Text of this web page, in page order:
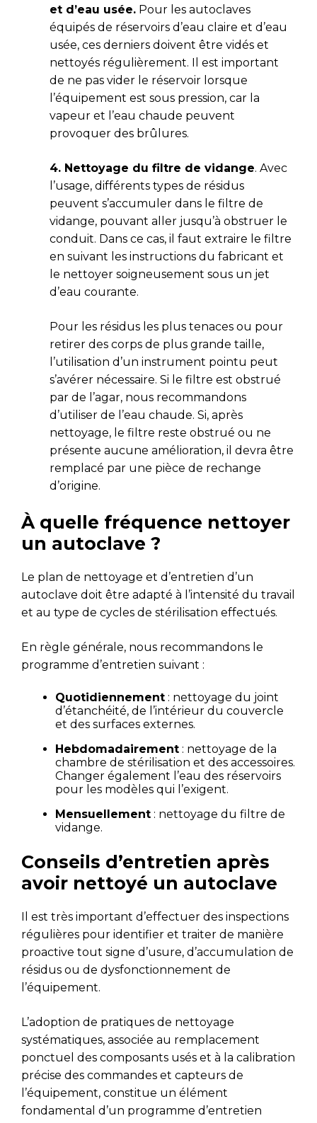
et d’eau usée. Pour les autoclaves
équipés de réservoirs d’eau claire et d’eau
usée, ces derniers doivent être vidés et
nettoyés régulièrement. Il est important
de ne pas vider le réservoir lorsque
l’équipement est sous pression, car la
vapeur et l’eau chaude peuvent
provoquer des brûlures.
4. Nettoyage du filtre de vidange. Avec
l’usage, différents types de résidus
peuvent s’accumuler dans le filtre de
vidange, pouvant aller jusqu’à obstruer le
conduit. Dans ce cas, il faut extraire le filtre
en suivant les instructions du fabricant et
le nettoyer soigneusement sous un jet
d’eau courante.
Pour les résidus les plus tenaces ou pour
retirer des corps de plus grande taille,
l’utilisation d’un instrument pointu peut
s’avérer nécessaire. Si le filtre est obstrué
par de l’agar, nous recommandons
d’utiliser de l’eau chaude. Si, après
nettoyage, le filtre reste obstrué ou ne
présente aucune amélioration, il devra être
remplacé par une pièce de rechange
d’origine.
À quelle fréquence nettoyer
un autoclave ?
Le plan de nettoyage et d’entretien d’un
autoclave doit être adapté à l’intensité du travail
et au type de cycles de stérilisation effectués.
En règle générale, nous recommandons le
programme d’entretien suivant :
Quotidiennement : nettoyage du joint
d’étanchéité, de l’intérieur du couvercle
et des surfaces externes.
Hebdomadairement : nettoyage de la
chambre de stérilisation et des accessoires.
Changer également l’eau des réservoirs
pour les modèles qui l’exigent.
Mensuellement : nettoyage du filtre de
vidange.
Conseils d’entretien après
avoir nettoyé un autoclave
Il est très important d’effectuer des inspections
régulières pour identifier et traiter de manière
proactive tout signe d’usure, d’accumulation de
résidus ou de dysfonctionnement de
l’équipement.
L’adoption de pratiques de nettoyage
systématiques, associée au remplacement
ponctuel des composants usés et à la calibration
précise des commandes et capteurs de
l’équipement, constitue un élément
fondamental d’un programme d’entretien